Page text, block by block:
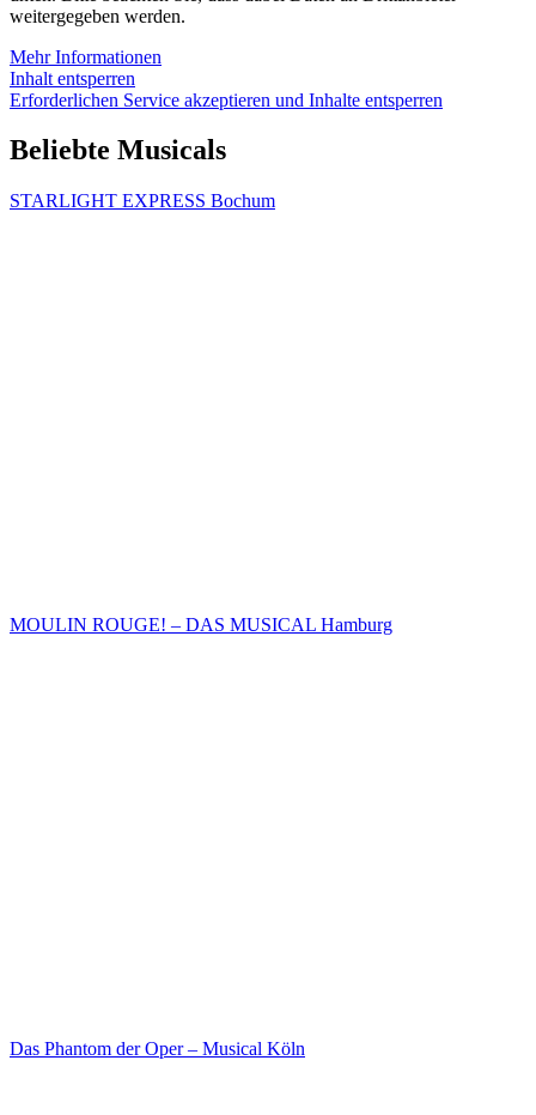
weitergegeben werden.
Mehr Informationen
Inhalt entsperren
Erforderlichen Service akzeptieren und Inhalte entsperren
Beliebte Musicals
STARLIGHT EXPRESS Bochum
MOULIN ROUGE! – DAS MUSICAL Hamburg
Das Phantom der Oper – Musical Köln